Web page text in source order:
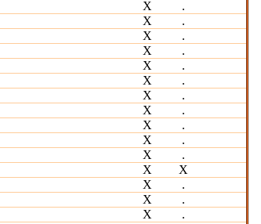
Х
.
Х
.
X
.
Х
.
Х
.
Х
.
Х
.
Х
.
Х
.
X
.
Х
.
X
X
Х
.
X
.
X
.